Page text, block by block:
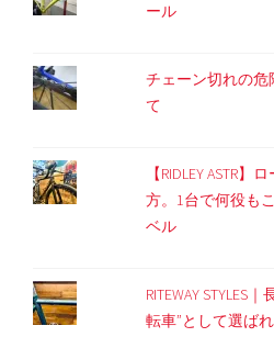
ール
チェーン切れの
て
【RIDLEY ASTR
方。1台で何役も
ベル
RITEWAY STYLES
転車”として選ば